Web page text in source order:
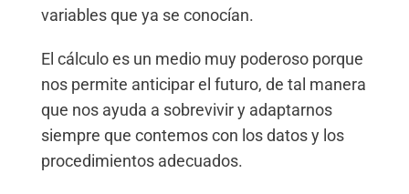
variables que ya se conocían.
El cálculo es un medio muy poderoso porque
nos permite anticipar el futuro, de tal manera
que nos ayuda a sobrevivir y adaptarnos
siempre que contemos con los datos y los
procedimientos adecuados.